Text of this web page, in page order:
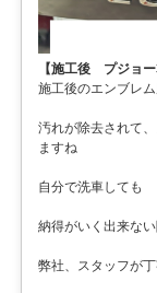
【施工後 プジョ
施工後のエンブレ
汚れが除去されて
ますね
自分で洗車しても
納得がいく出来な
弊社、スタッフが